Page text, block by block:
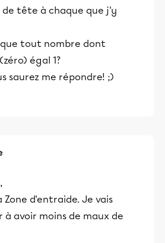
de tête à chaque que j'y
tout nombre dont
égal 1?
saurez me répondre! ;)
Zone d'entraide. Je vais
avoir moins de maux de